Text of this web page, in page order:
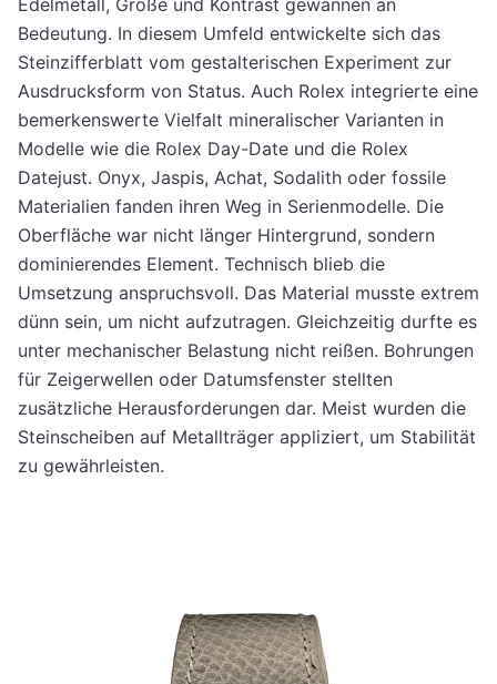
Edelmetall, Größe und Kontrast gewannen an
Bedeutung. In diesem Umfeld entwickelte sich das
Steinzifferblatt vom gestalterischen Experiment zur
Ausdrucksform von Status. Auch Rolex integrierte eine
bemerkenswerte Vielfalt mineralischer Varianten in
Modelle wie die Rolex Day-Date und die Rolex
Datejust. Onyx, Jaspis, Achat, Sodalith oder fossile
Materialien fanden ihren Weg in Serienmodelle. Die
Oberfläche war nicht länger Hintergrund, sondern
dominierendes Element. Technisch blieb die
Umsetzung anspruchsvoll. Das Material musste extrem
dünn sein, um nicht aufzutragen. Gleichzeitig durfte es
unter mechanischer Belastung nicht reißen. Bohrungen
für Zeigerwellen oder Datumsfenster stellten
zusätzliche Herausforderungen dar. Meist wurden die
Steinscheiben auf Metallträger appliziert, um Stabilität
zu gewährleisten.